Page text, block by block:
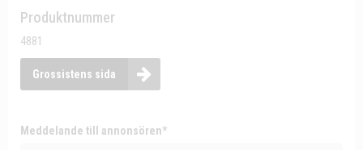
Produktnummer
4881
Grossistens sida
Meddelande till annonsören*